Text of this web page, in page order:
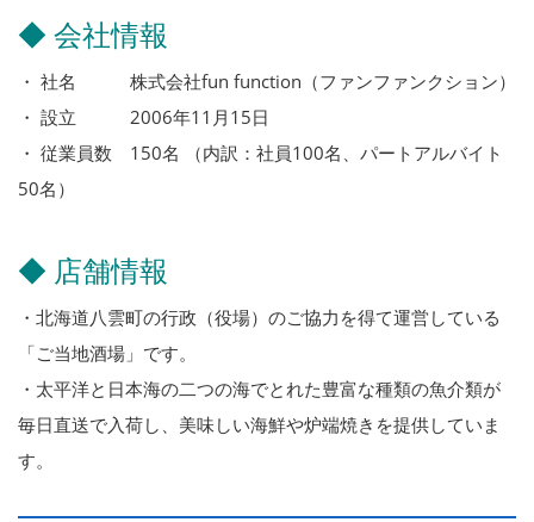
◆ 会社情報
・ 社名 株式会社fun function（ファンファンクション）
・ 設立 2006年11月15日
・ 従業員数 150名 （内訳：社員100名、パートアルバイト
50名）
◆ 店舗情報
・北海道八雲町の行政（役場）のご協力を得て運営している
「ご当地酒場」です。
・太平洋と日本海の二つの海でとれた豊富な種類の魚介類が
毎日直送で入荷し、美味しい海鮮や炉端焼きを提供していま
す。